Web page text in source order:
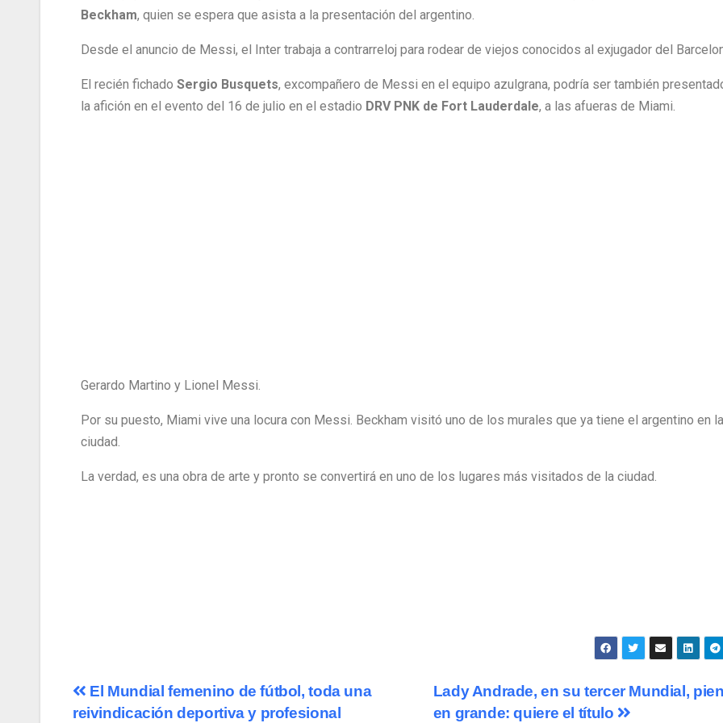
Beckham, quien se espera que asista a la presentación del argentino.
Desde el anuncio de Messi, el Inter trabaja a contrarreloj para rodear de viejos conocidos al exjugador del
El recién fichado Sergio Busquets, excompañero de Messi en el equipo azulgrana, podría ser también
la afición en el evento del 16 de julio en el estadio DRV PNK de Fort Lauderdale, a las afueras de Miami.
Gerardo Martino y Lionel Messi.
Por su puesto, Miami vive una locura con Messi. Beckham visitó uno de los murales que ya tiene el argentino en la
ciudad.
La verdad, es una obra de arte y pronto se convertirá en uno de los lugares más visitados de la ciudad.
Lady Andrade, en su tercer Mundial,
en grande: quiere el título
El Mundial femenino de fútbol, toda una
reivindicación deportiva y profesional